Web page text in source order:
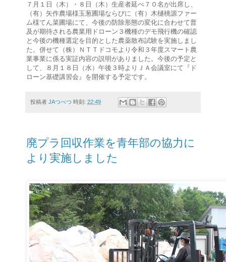
７月１日（木）・８日（木）生産者延べ７０名が出席し、
（有）矢作農場様玉葱圃場ならびに（有）木樋桃源ファー
ム様てん菜圃場にて、今後の防除形態の変化に合わせて普
及が期待される農業用ドローン３機種のデモ飛行機の確認
と今後の機種選定を目的とした農薬散布試験を実施しまし
た。併せて（株）ＮＴＴドコモより令和３年度スマート農
業事業に係る実証内容の説明がありました。今後の予定と
して、８月１８日（水）午後３時よりＪＡ会議室にて『ド
ローン基礎講習会』を開催する予定です。
投稿者 JAつべつ 時刻: 22:49
廃プラ回収作業を青年部の協力に
より実施しました